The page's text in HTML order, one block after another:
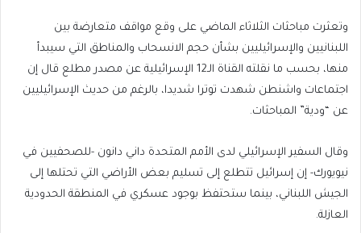
وتعثرت مباحثات الثلاثاء الماضي على وقع مواقف متعارضة بين
اللبنانيين والإسرائيليين بشأن حجم الانسحاب والمناطق التي سيبدأ
منها، بحسب ما نقلته القناة الـ12 الإسرائيلية عن مصدر مطلع قال إن
اجتماعات واشنطن شهدت توترا شديدا، بالرغم من حديث الإسرائيليين
عن “ودية” المباحثات.
وقال السفير الإسرائيلي لدى الأمم المتحدة داني دانون -للصحفيين في
نيويورك- إن إسرائيل تتطلع إلى تسليم بعض الأراضي التي تحتلها إلى
الجيش اللبناني، بينما ستحتفظ بوجود عسكري في المنطقة الحدودية
العازلة.